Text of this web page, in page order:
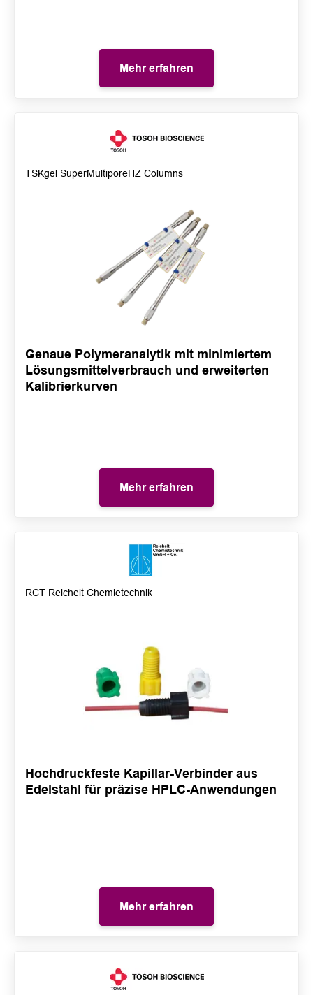
Mehr erfahren
TSKgel SuperMultiporeHZ Columns
Genaue Polymeranalytik mit minimiertem
Lösungsmittelverbrauch und erweiterten
Kalibrierkurven
Mehr erfahren
RCT Reichelt Chemietechnik
Hochdruckfeste Kapillar-Verbinder aus
Edelstahl für präzise HPLC-Anwendungen
Mehr erfahren